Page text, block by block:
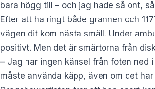
bara högg till – och jag hade så ont,
Efter att ha ringt både grannen och
vägen dit kom nästa smäll. Under
positivt. Men det är smärtorna från
– Jag har ingen känsel från foten ned
måste använda käpp, även om det